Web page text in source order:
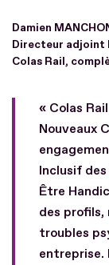
Damien
Directeur adjoint
Colas Rail,
« Colas
Nouveaux
Inclusif
Être
des profils,
troubles
entreprise.